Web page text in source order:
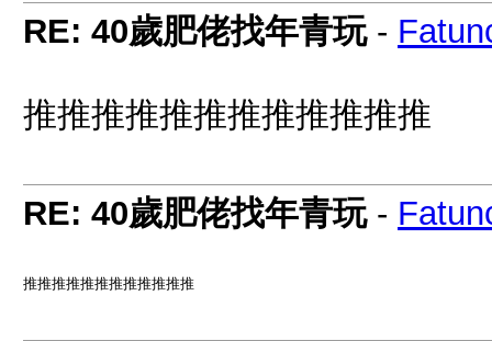
RE: 40歲肥佬找年青玩-
推推推推推推推推推推推推
RE: 40歲肥佬找年青玩-
推推推推推推推推推推推推